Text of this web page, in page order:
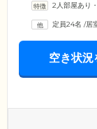
2人部屋あり
定員24名 /居
空き状況